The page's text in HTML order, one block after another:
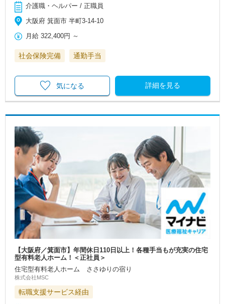
介護職・ヘルパー / 正職員
大阪府 箕面市 半町3-14-10
月給 322,400円 ～
社会保険完備 通勤手当
詳細を見る
気になる
【大阪府／箕面市】年間休日110日以上！各種手当もが充実の住宅
型有料老人ホーム！＜正社員＞
住宅型有料老人ホーム ささゆりの宿り
株式会社MSC
転職支援サービス経由